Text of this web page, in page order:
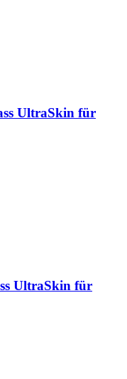
UltraSkin für
UltraSkin für